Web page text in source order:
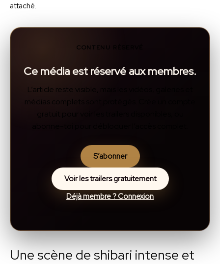
attaché.
CONTENU RÉSERVÉ
Ce média est réservé aux membres.
L’article reste visible, mais les vidéos, galeries et
médias complets sont protégés. Crée un compte
gratuit pour voir les trailers disponibles, ou
S’abonner
Voir les trailers gratuitement
Déjà membre ? Connexion
Une scène de shibari intense et